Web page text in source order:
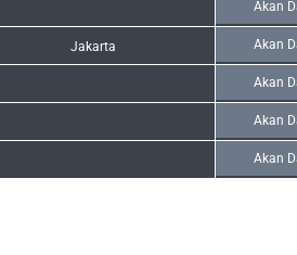
Akan
Jakarta Akan
Akan
Akan
Akan